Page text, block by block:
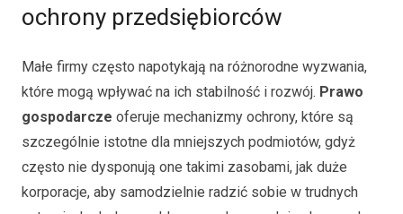
ochrony przedsiębiorców
Małe firmy często napotykają na różnorodne wyzwania,
które mogą wpływać na ich stabilność i rozwój. Prawo
gospodarcze oferuje mechanizmy ochrony, które są
szczególnie istotne dla mniejszych podmiotów, gdyż
często nie dysponują one takimi zasobami, jak duże
korporacje, aby samodzielnie radzić sobie w trudnych